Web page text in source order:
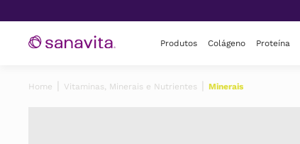
Produtos Colágeno Proteína
Vitaminas, Minerais e Nutrientes Minerais